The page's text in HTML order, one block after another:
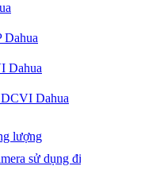
Dahua
Dahua
Dahua
lượng
sử dụng điện